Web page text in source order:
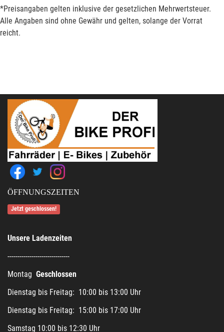
*Preisangaben gelten inklusive der gesetzlichen Mehrwertsteuer.
Alle Angaben sind ohne Gewähr und gelten, solange der Vorrat
reicht.
ÖFFNUNGSZEITEN
Jetzt geschlossen!
Unsere Ladenzeiten
-------------------------------
Montag Geschlossen
Dienstag bis Freitag: 10:00 bis 13:00 Uhr
Dienstag bis Freitag: 15:00 bis 17:00 Uhr
Samstag 10:00 bis 12:30 Uhr